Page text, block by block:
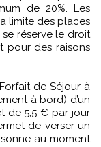
de 20%. Les
limite des places
réserve le droit
pour des raisons
de Séjour à
à bord) d’un
de 5,5 € par jour
de verser un
au moment